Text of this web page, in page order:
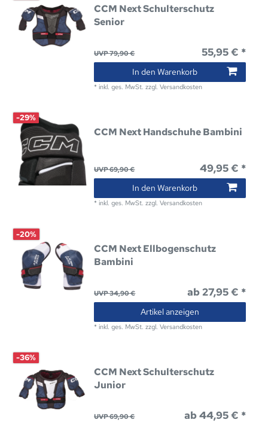
CCM Next Schulterschutz
Senior
UVP 79,90 € 55,95 € *
In den Warenkorb
*inkl. ges. MwSt. zzgl.Versandkosten
-29%
CCM Next Handschuhe Bambini
UVP 69,90 € 49,95 € *
In den Warenkorb
*inkl. ges. MwSt. zzgl.Versandkosten
-20%
CCM Next Ellbogenschutz
Bambini
UVP 34,90 € ab 27,95 € *
Artikel anzeigen
*inkl. ges. MwSt. zzgl.Versandkosten
-36%
CCM Next Schulterschutz
Junior
UVP 69,90 € ab 44,95 € *